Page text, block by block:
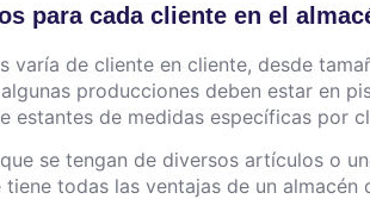
para cada cliente en el
varía de cliente en cliente, desde
producciones deben estar en
estantes de medidas específicas por
se tengan de diversos artículos o
tiene todas las ventajas de un